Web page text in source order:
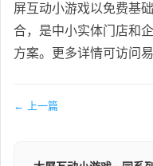
屏互动小游戏以免费基
合，是中小实体门店和
方案。更多详情可访问
← 上一篇